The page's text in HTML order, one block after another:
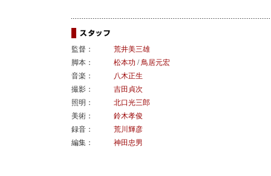
監督：
荒井美三雄
脚本：
松本功 /鳥居元宏
音楽：
八木正生
撮影：
吉田貞次
照明：
北口光三郎
美術：
鈴木孝俊
録音：
荒川輝彦
編集：
神田忠男